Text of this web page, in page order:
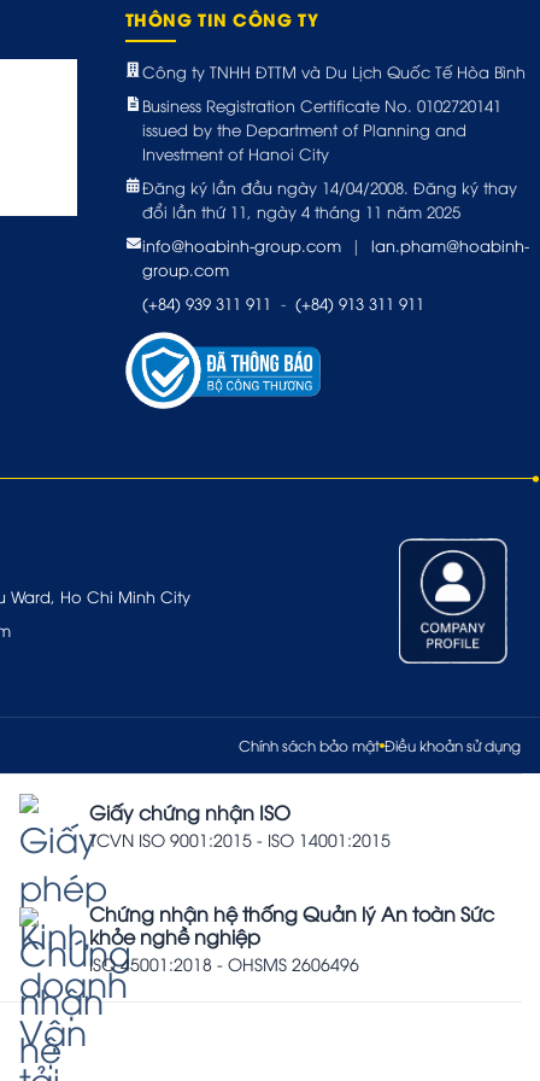
THÔNG TIN CÔNG TY
Công ty TNHH ĐTTM và Du Lịch Quốc Tế Hòa Bình
Business Registration Certificate No. 0102720141
issued by the Department of Planning and
Investment of Hanoi City
Đăng ký lần đầu ngày 14/04/2008. Đăng ký thay
đổi lần thứ 11, ngày 4 tháng 11 năm 2025
info@hoabinh-group.com
|
lan.pham@hoabinh-
group.com
(+84) 939 311 911 - (+84) 913 311 911
Ward, Ho Chi Minh City
Chính sách bảo mật Điều khoản sử dụng
Giấy chứng nhận ISO
TCVN ISO 9001:2015 - ISO 14001:2015
Chứng nhận hệ thống Quản lý An toàn Sức
khỏe nghề nghiệp
ISO 45001:2018 - OHSMS 2606496